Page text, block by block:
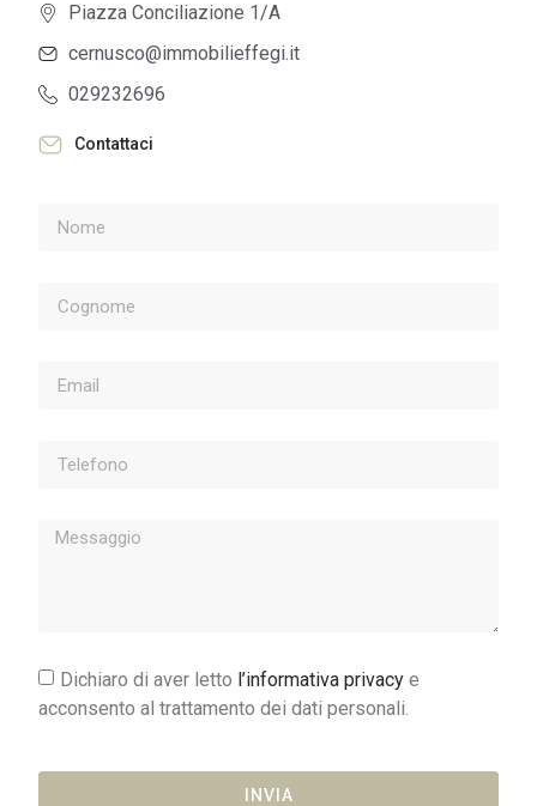
Piazza Conciliazione 1/A
cernusco@immobilieffegi.it
029232696
Contattaci
Dichiaro di aver letto l’informativa privacye
acconsento al trattamento dei dati personali.
INVIA